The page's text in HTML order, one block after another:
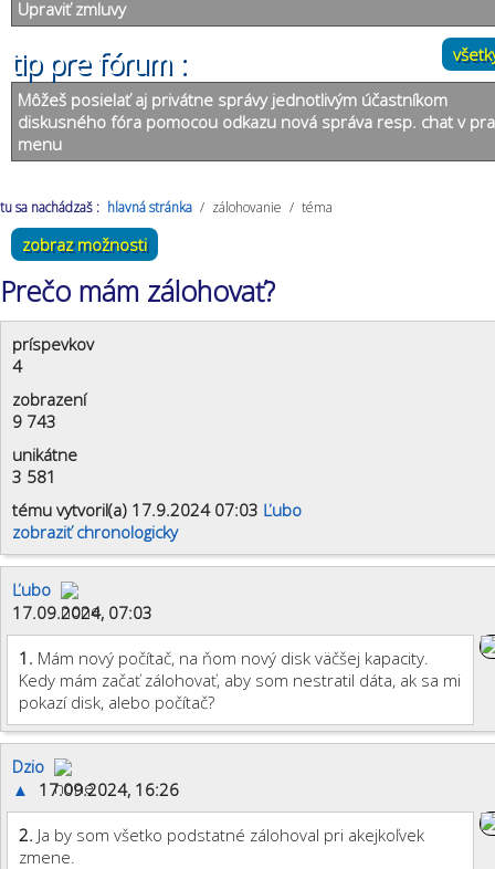
Upraviť zmluvy
tip pre fórum :
Môžeš posielať aj privátne správy jednotlivým účastníkom
diskusného fóra pomocou odkazu nová správa resp. chat v
menu
tu sa nachádzaš : hlavná stránka / zálohovanie / téma
zobraz možnosti
Prečo mám zálohovať?
príspevkov
4
zobrazení
9 743
unikátne
3 581
tému vytvoril(a) 17.9.2024 07:03 Ľubo
zobraziť chronologicky
Ľubo
17.09.2024, 07:03
1. Mám nový počítač, na ňom nový disk väčšej kapacity.
Kedy mám začať zálohovať, aby som nestratil dáta, ak sa mi
pokazí disk, alebo počítač?
Dzio
▲
17.09.2024, 16:26
2. Ja by som všetko podstatné zálohoval pri akejkoľvek
zmene.